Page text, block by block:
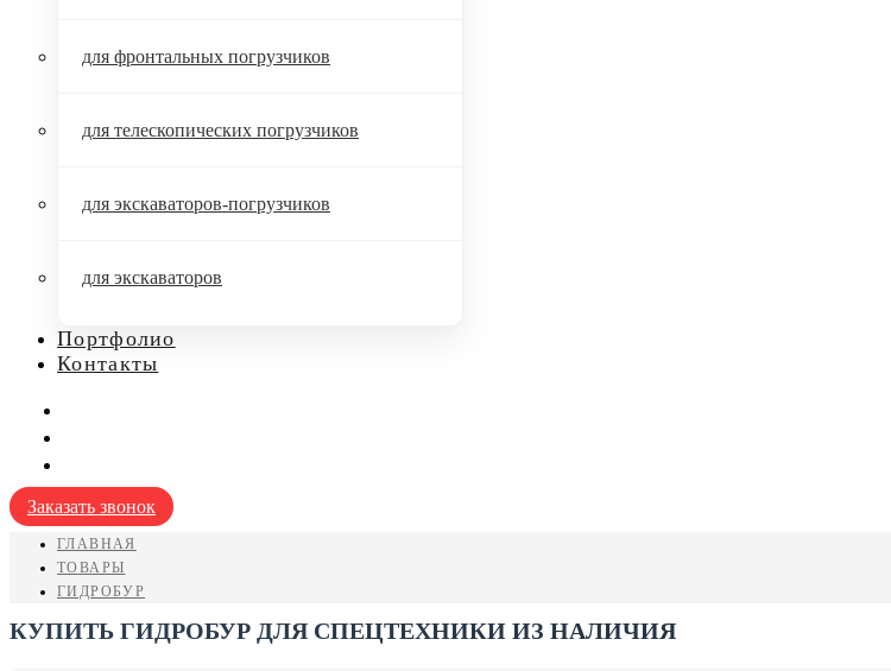
для фронтальных погрузчиков
для телескопических погрузчиков
для экскаваторов-погрузчиков
для экскаваторов
Портфолио
Контакты
Заказать звонок
ГЛАВНАЯ
ТОВАРЫ
ГИДРОБУР
КУПИТЬ ГИДРОБУР ДЛЯ СПЕЦТЕХНИКИ ИЗ НАЛИЧИЯ